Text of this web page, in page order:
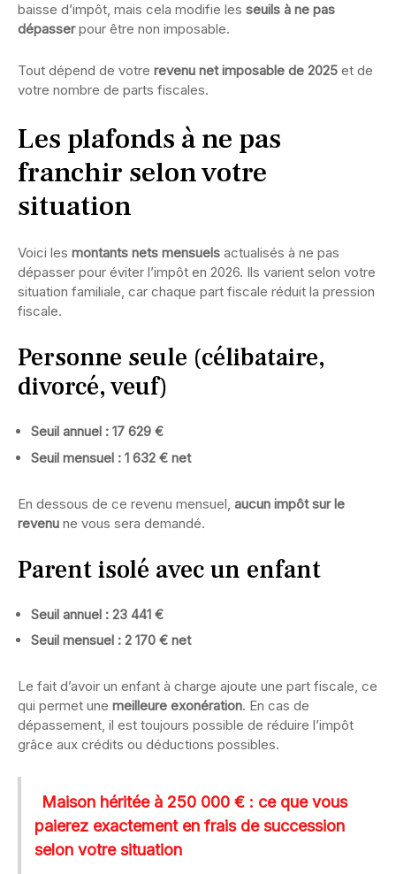
baisse d’impôt, mais cela modifie les seuils à ne pas
dépasserpour être non imposable.
Tout dépend de votre revenu net imposable de 2025 et de
votre nombre de parts fiscales.
Les plafonds à ne pas
franchir selon votre
situation
Voici les montants nets mensuels actualisés à ne pas
dépasser pour éviter l’impôt en 2026. Ils varient selon votre
situation familiale, car chaque part fiscale réduit la pression
fiscale.
Personne seule (célibataire,
divorcé, veuf)
Seuil annuel : 17 629 €
Seuil mensuel : 1 632 € net
En dessous de ce revenu mensuel, aucun impôt sur le
revenu ne vous sera demandé.
Parent isolé avec un enfant
Seuil annuel : 23 441 €
Seuil mensuel : 2 170 € net
Le fait d’avoir un enfant à charge ajoute une part fiscale, ce
qui permet une meilleure exonération. En cas de
dépassement, il est toujours possible de réduire l’impôt
grâce aux crédits ou déductions possibles.
Maison héritée à 250 000 € : ce que vous
paierez exactement en frais de succession
selon votre situation